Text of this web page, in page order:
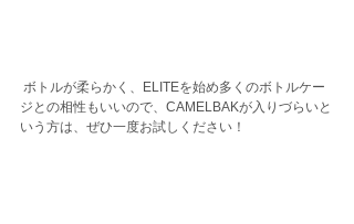
ジとの相性もいいので、CAMELBAKが入りづらいと
いう方は、ぜひ一度お試しください！